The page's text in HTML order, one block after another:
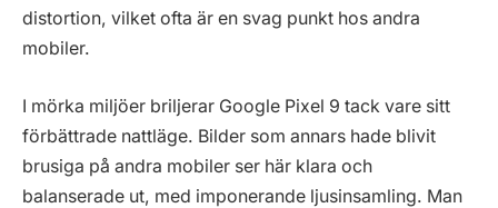
distortion, vilket ofta är en svag punkt hos andra
mobiler.
I mörka miljöer briljerar Google Pixel 9 tack vare sitt
förbättrade nattläge. Bilder som annars hade blivit
brusiga på andra mobiler ser här klara och
balanserade ut, med imponerande ljusinsamling. Man